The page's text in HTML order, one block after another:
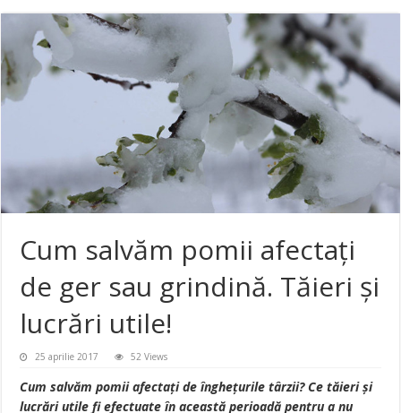
Cum salvăm pomii afectaţi
de ger sau grindină. Tăieri şi
lucrări utile!
25 aprilie 2017 52 Views
Cum salvăm pomii afectați de înghețurile târzii? Ce tăieri și
lucrări utile fi efectuate în această perioadă pentru a nu